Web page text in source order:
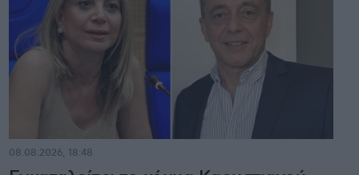
08.08.2026, 18:48